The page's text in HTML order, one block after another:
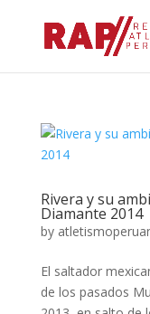
Rivera y su
Diamante 2014
by
El saltador
de los pasados